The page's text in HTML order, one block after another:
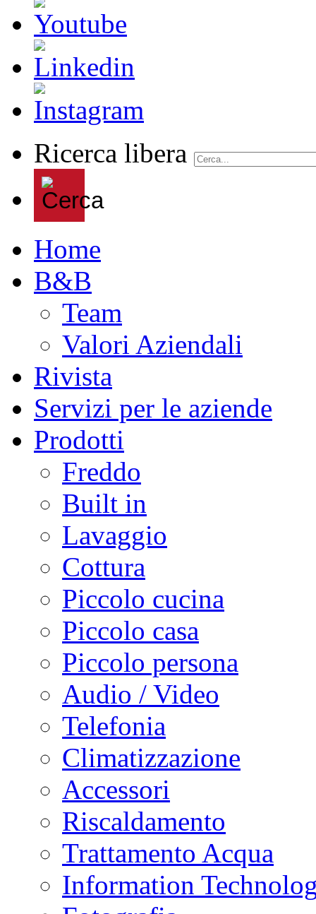
Ricerca libera
Home
B&B
Team
Valori Aziendali
Rivista
Servizi per le aziende
Prodotti
Freddo
Built in
Lavaggio
Cottura
Piccolo cucina
Piccolo casa
Piccolo persona
Audio / Video
Telefonia
Climatizzazione
Accessori
Riscaldamento
Trattamento Acqua
Information